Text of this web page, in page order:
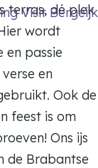
Visit Bergeijk
terras, dé plek
wordt
en passie
en
Ook de
feest is om
Ons ijs
de Brabantse